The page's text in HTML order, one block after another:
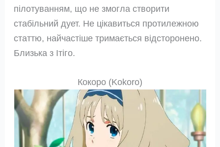
пілотуванням, що не змогла створити
стабільний дует. Не цікавиться протилежною
статтю, найчастіше тримається відсторонено.
Близька з Ітіго.
Кокоро (Kokoro)